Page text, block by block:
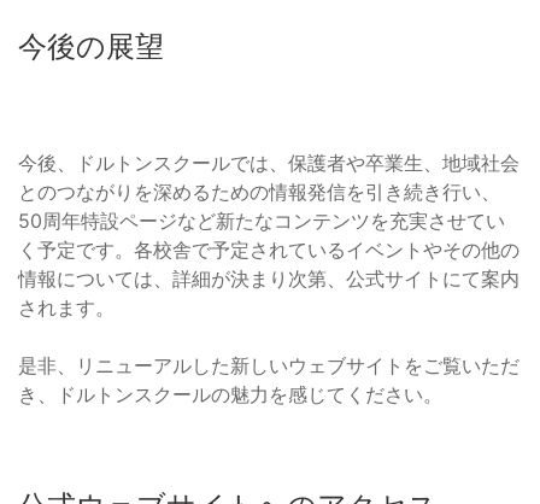
今後の展望
今後、ドルトンスクールでは、保護者や卒業生、地域社会
とのつながりを深めるための情報発信を引き続き行い、
50周年特設ページなど新たなコンテンツを充実させてい
く予定です。各校舎で予定されているイベントやその他の
情報については、詳細が決まり次第、公式サイトにて案内
されます。
是非、リニューアルした新しいウェブサイトをご覧いただ
き、ドルトンスクールの魅力を感じてください。